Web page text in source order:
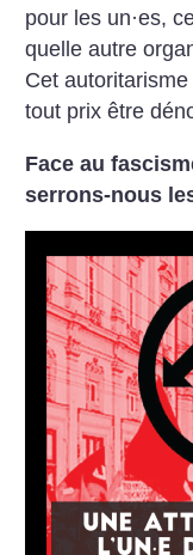
pour les un·es,
quelle autre
Cet
tout prix être
Face au
serrons-nous